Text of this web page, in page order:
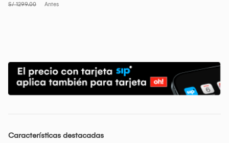
S/ 1299.00 Antes
Características destacadas